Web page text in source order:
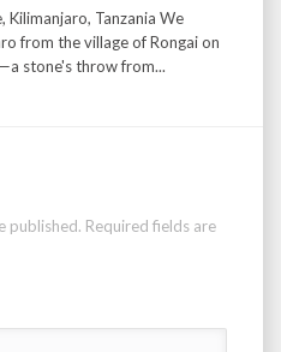
Tanzania We
from the village of Rongai on
stone's throw from...
published. Required fields are